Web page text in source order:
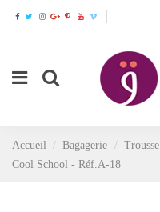
Accueil Bagagerie Trousse
Cool School - Réf.A-18